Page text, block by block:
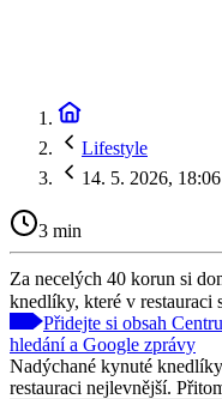
Lifestyle
14. 5. 2026, 18:06
3 min
Za necelých 40 korun si
knedlíky, které v restauraci
Přidejte si obsah
hledání a Google zprávy
Nadýchané kynuté
restauraci nejlevnější.